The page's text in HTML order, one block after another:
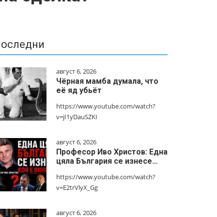
август 6, 2026
Чёрная мамба думала, что
её яд убьёт
https://www.youtube.com/watch?
v=jI1yDauSZKI
август 6, 2026
Професор Иво Христов: Една
цяла България се изнесе…
https://www.youtube.com/watch?
v=E2trVlyX_Gg
август 6, 2026